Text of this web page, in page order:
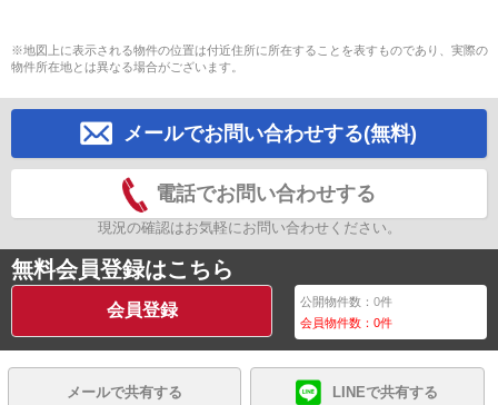
※地図上に表示される物件の位置は付近住所に所在することを表すものであり、実際の
物件所在地とは異なる場合がございます。
メールでお問い合わせする(無料)
電話でお問い合わせする
現況の確認はお気軽にお問い合わせください。
無料会員登録はこちら
会員登録 公開物件数：0件
会員物件数：0件
メールで共有する LINEで共有する